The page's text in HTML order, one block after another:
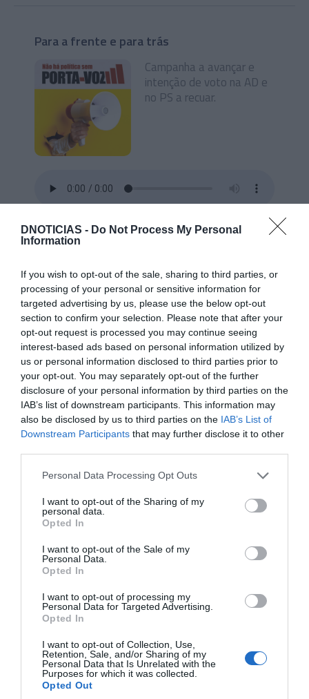
DNOTICIAS - Do Not Process My Personal
Information
If you wish to opt-out of the sale, sharing to third parties, or
processing of your personal or sensitive information for
targeted advertising by us, please use the below opt-out
section to confirm your selection. Please note that after your
opt-out request is processed you may continue seeing
interest-based ads based on personal information utilized by
us or personal information disclosed to third parties prior to
your opt-out. You may separately opt-out of the further
disclosure of your personal information by third parties on the
IAB’s list of downstream participants. This information may
also be disclosed by us to third parties on the IAB’s List of
Downstream Participants that may further disclose it to other
Please note that this website/app uses one or more Google
not limited to your visit or usage behaviour. You may click to
grant or deny consent to Google and its third-party tags to
use your data for below specified purposes in below Google
consent section.
Personal Data Processing Opt Outs
I want to opt-out of the Sharing of my
personal data.
Opted In
I want to opt-out of the Sale of my
Personal Data.
Opted In
I want to opt-out of processing my
Personal Data for Targeted Advertising.
Opted In
I want to opt-out of Collection, Use,
Retention, Sale, and/or Sharing of my
Personal Data that Is Unrelated with the
Purposes for which it was collected.
Opted Out
Para a frente e para trás
Campanha a avançar e
intenção de voto na AD e
no PS a recuar.
12/05/2025 15min 30s
Campanha à moda da Madeira
Candidatos pela Madeira
deram voz a tudo. Menos
ao silêncio.
11/05/2025 30min 37s
Mais autonomia
cabeça-de-lista da AD,
PS, Chega e JPP querem
para a Madeira.